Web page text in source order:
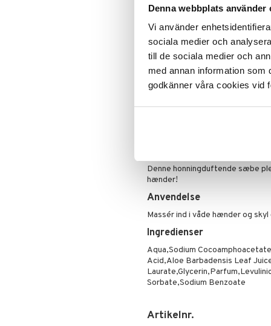
Denna webbplats använder
Vi använder
sociala medier och
till de sociala medier och
med annan information som
godkänner våra cookies vid
være skånsomme naturlige
børn over 3 år, en neutral pH-
der beroliger og fugter i
egenskaber i stedet for
Indeholder også naturligt
inflammationer og fremskynder
styrket, beskyttet og beroliget.
voksne og vil helt sikkert give
Børn elsker bare den søde
Denne honningduftende sæbe
hænder!
Anvendelse
Massér ind i våde hænder og
Ingredienser
Aqua,Sodium
Acid,Aloe Barbadensis Leaf
Sorbate,Sodium Benzoate
Artikelnr.